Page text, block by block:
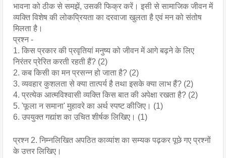
भावना को ठीक से समझें, उसकी फिक्र करें। इसी से सामाजिक जीवन में
व्यक्ति विशेष की लोकप्रियता का दरवाजा खुलता है एवं मन को संतोष
मिलता है।
प्रश्न -
1. किस प्रकार की प्रवृतियां मनुष्य को जीवन में आगे बढ़ने के लिए
निरंतर प्रेरित करती रहती हैं? (2)
2. कब किसी का मन प्रसन्न हो जाता है? (2)
3. व्यवहार कुशलता से क्या तात्पर्य है तथा इसके क्या लाभ हैं? (2)
4. प्रत्येक आत्मविश्वासी व्यक्ति किस बात की अपेक्षा रखता है? (2)
5. 'फूला न समाना' मुहावरे का अर्थ स्पष्ट कीजिए। (1)
6. उपयुक्त गद्यांश का उचित शीर्षक लिखिए। (1)
प्रश्न 2. निम्नलिखित अपठित काव्यांश का सम्यक पढ़कर पूछे गए प्रश्नों
के उत्तर लिखिए।